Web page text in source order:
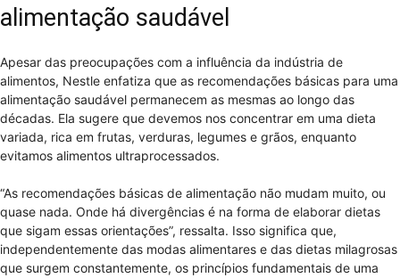
alimentação saudável
Apesar das preocupações com a influência da indústria de
alimentos, Nestle enfatiza que as recomendações básicas para uma
alimentação saudável permanecem as mesmas ao longo das
décadas. Ela sugere que devemos nos concentrar em uma dieta
variada, rica em frutas, verduras, legumes e grãos, enquanto
evitamos alimentos ultraprocessados.
“As recomendações básicas de alimentação não mudam muito, ou
quase nada. Onde há divergências é na forma de elaborar dietas
que sigam essas orientações”, ressalta. Isso significa que,
independentemente das modas alimentares e das dietas milagrosas
que surgem constantemente, os princípios fundamentais de uma